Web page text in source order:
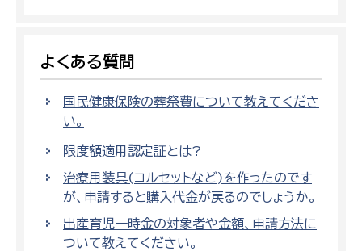
よくある質問
国民健康保険の葬祭費について教えてくださ
い。
限度額適用認定証とは?
治療用装具(コルセットなど)を作ったのです
が、申請すると購入代金が戻るのでしょうか。
出産育児一時金の対象者や金額、申請方法に
ついて教えてください。